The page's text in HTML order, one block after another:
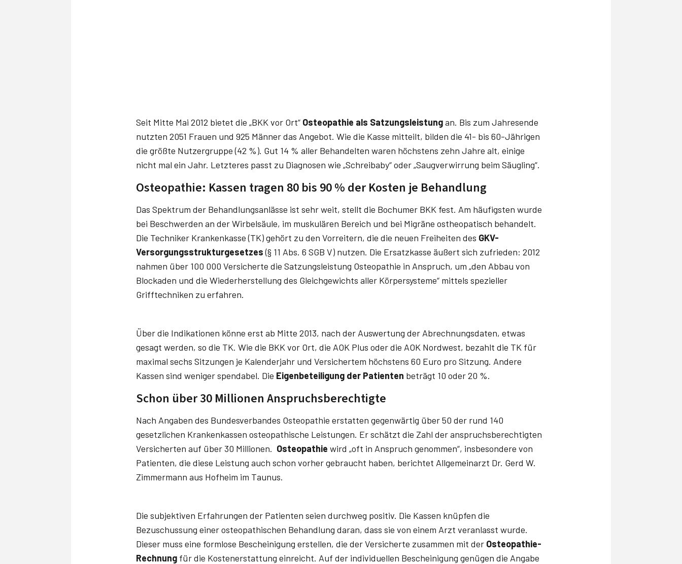
Seit Mitte Mai 2012 bietet die „BKK vor Ort“ Osteopathie als Satzungsleistungan. Bis zum Jahresende
nutzten 2051 Frauen und 925 Männer das Angebot. Wie die Kasse mitteilt, bilden die 41- bis 60-Jährigen
die größte Nutzergruppe (42 %). Gut 14 % aller Behandelten waren höchstens zehn Jahre alt, einige
nicht mal ein Jahr. Letzteres passt zu Diagnosen wie „Schreibaby“ oder „Saugverwirrung beim Säugling“.
Osteopathie: Kassen tragen 80 bis 90 % der Kosten je Behandlung
Das Spektrum der Behandlungsanlässe ist sehr weit, stellt die Bochumer BKK fest. Am häufigsten wurde
bei Beschwerden an der Wirbelsäule, im muskulären Bereich und bei Migräne ostheopatisch behandelt.
Die Techniker Krankenkasse (TK) gehört zu den Vorreitern, die die neuen Freiheiten des GKV-
Versorgungsstrukturgesetzes(§ 11 Abs. 6 SGB V) nutzen. Die Ersatzkasse äußert sich zufrieden: 2012
nahmen über 100 000 Versicherte die Satzungsleistung Osteopathie in Anspruch, um „den Abbau von
Blockaden und die Wiederherstellung des Gleichgewichts aller Körpersysteme“ mittels spezieller
Grifftechniken zu erfahren.
Über die Indikationen könne erst ab Mitte 2013, nach der Auswertung der Abrechnungsdaten, etwas
gesagt werden, so die TK. Wie die BKK vor Ort, die AOK Plus oder die AOK Nordwest, bezahlt die TK für
maximal sechs Sitzungen je Kalenderjahr und Versichertem höchstens 60 Euro pro Sitzung. Andere
Kassen sind weniger spendabel. Die Eigenbeteiligung der Patienten beträgt 10 oder 20 %.
Schon über 30 Millionen Anspruchsberechtigte
Nach Angaben des Bundesverbandes Osteopathie erstatten gegenwärtig über 50 der rund 140
gesetzlichen Krankenkassen osteo­pathische Leistungen. Er schätzt die Zahl der anspruchsberechtigten
Versicherten auf über 30 Millionen. Osteopathie wird „oft in Anspruch genommen“, insbesondere von
Patienten, die diese Leistung auch schon vorher gebraucht haben, berichtet Allgemeinarzt Dr. Gerd W.
Zimmermann aus Hofheim im Taunus.
Die subjektiven Erfahrungen der Patienten seien durchweg positiv. Die Kassen knüpfen die
Bezuschussung einer osteopathischen Behandlung daran, dass sie von einem Arzt veranlasst wurde.
Dieser muss eine formlose Bescheinigung erstellen, die der Versicherte zusammen mit der Osteopathie-
Rechnung für die Kostenerstattung einreicht. Auf der individuellen Bescheinigung genügen die Angabe